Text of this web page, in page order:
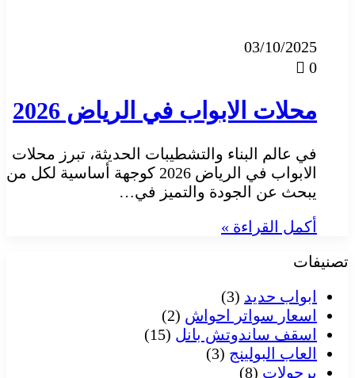
03/10/2025
0
محلات الابواب في الرياض 2026
في عالم البناء والتشطيبات الحديثة، تبرز محلات
الابواب في الرياض 2026 كوجهة أساسية لكل من
يبحث عن الجودة والتميز في…
أكمل القراءة »
تصنيفات
ابواب حديد (3)
اسعار سواتر احواش (2)
اسقف ساندوتش بانل (15)
العاب البولينج (3)
برجولات (8)